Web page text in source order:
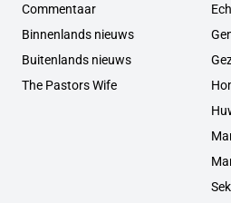
Commentaar
Binnenlands nieuws
Buitenlands nieuws
The Pastors Wife